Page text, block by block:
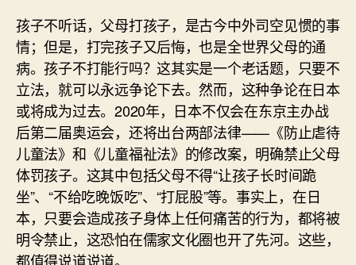
孩子不听话，父母打孩子，是古今中外司空见惯的事
情；但是，打完孩子又后悔，也是全世界父母的通
病。孩子不打能行吗？这其实是一个老话题，只要不
立法，就可以永远争论下去。然而，这种争论在日本
或将成为过去。2020年，日本不仅会在东京主办战
后第二届奥运会，还将出台两部法律——《防止虐待
儿童法》和《儿童福祉法》的修改案，明确禁止父母
体罚孩子。这其中包括父母不得“让孩子长时间跪
坐”、“不给吃晚饭吃”、“打屁股”等。事实上，在日
本，只要会造成孩子身体上任何痛苦的行为，都将被
明令禁止，这恐怕在儒家文化圈也开了先河。这些，
都值得说道说道。